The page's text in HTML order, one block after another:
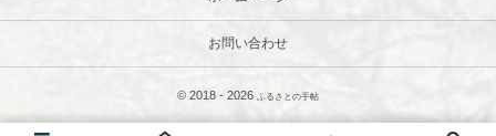
お問い合わせ
© 2018 - 2026 ふるさとの手帖